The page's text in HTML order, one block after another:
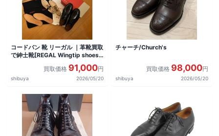
コードバン 靴 リーガル ｜革靴買取
で紳士靴[REGAL Wingtip shoes]
買取価格 91,000円
shibuya 2026/05/20
チャーチ/Church's
買取価格 98,000円
shibuya 2026/05/20